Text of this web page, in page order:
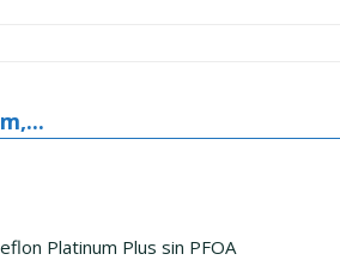
Platinum Plus sin PFOA